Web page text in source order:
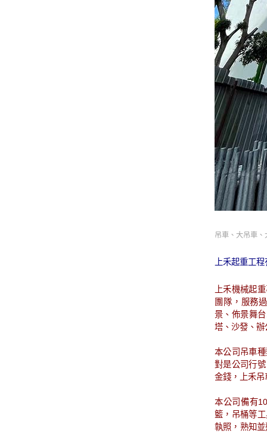
吊車、大吊車
上禾起重工
上禾機械起
團隊，服務
景、佈景舞
塔、沙發、
本公司吊車
對是公司行
金錢，上禾
本公司備有
籃，吊桶等
執照，熟知